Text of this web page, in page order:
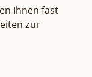
Ihnen fast
zur